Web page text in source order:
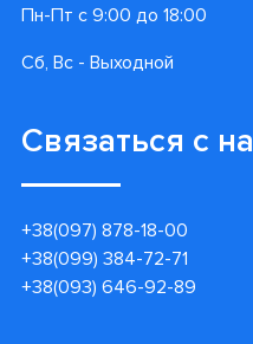
Пн-Пт с 9:00 до 18:00
Сб, Вс - Выходной
Связаться с
+38(097) 878-18-00
+38(099) 384-72-71
+38(093) 646-92-89